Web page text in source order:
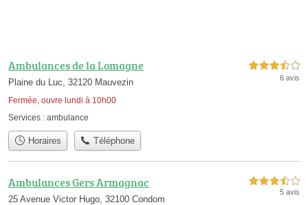
Ambulances de la Lomagne
Plaine du Luc, 32120 Mauvezin
Fermée, ouvre lundi à 10h00
3,5 étoiles sur 5
6 avis
Services : ambulance
Horaires Téléphone
Ambulances Gers Armagnac
25 Avenue Victor Hugo, 32100 Condom
3,5 étoiles sur 5
5 avis